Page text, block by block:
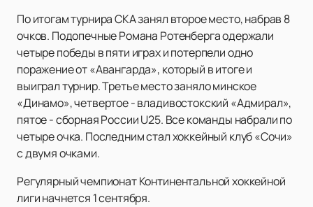
По итогам турнира СКА занял второе место, набрав 8
очков. Подопечные Романа Ротенберга одержали
четыре победы в пяти играх и потерпели одно
поражение от «Авангарда», который в итоге и
выиграл турнир. Третье место заняло минское
«Динамо», четвертое - владивостокский «Адмирал»,
пятое - сборная России U25. Все команды набрали по
четыре очка. Последним стал хоккейный клуб «Сочи»
с двумя очками.
Регулярный чемпионат Континентальной хоккейной
лиги начнется 1 сентября.